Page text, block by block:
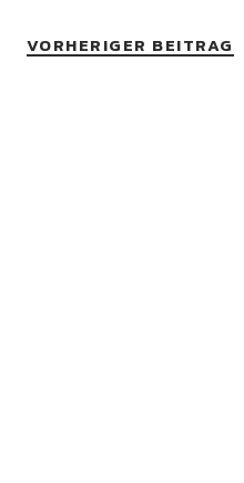
VORHERIGER BEITRAG